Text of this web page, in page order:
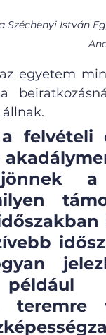
Széchenyi István
egyetem